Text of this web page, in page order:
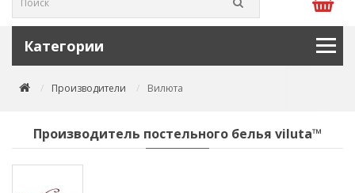
Категории
Производители Вилюта
Производитель постельного белья viluta™